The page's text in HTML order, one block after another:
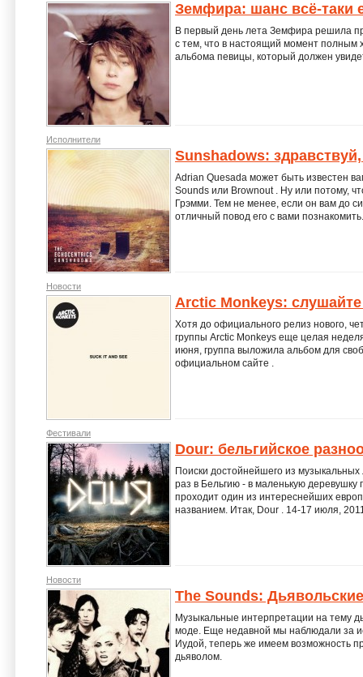
Земфира: шанс всё-таки
В первый день лета Земфира решила
с тем, что в настоящий момент полным
альбома певицы, который должен
Исполнители
Sunshadows:
Adrian Quesada может быть известен
Sounds или Brownout . Ну или потому,
Грэмми. Тем не менее, если он вам до
отличный повод его с вами
Новости
Arctic Monkeys:
Хотя до официального релиз нового,
группы Arctic Monkeys еще целая
июня, группа выложила альбом для
официальном сайте .
Фестивали
Dour: бельгийское
Поиски достойнейшего из
раз в Бельгию - в маленькую
проходит один из интереснейших
названием. Итак, Dour . 14-17 июля,
Новости
The Sounds:
Музыкальные интерпретации на тему
моде. Еще недавной мы наблюдали за
Иудой, теперь же имеем возможность
дьяволом.